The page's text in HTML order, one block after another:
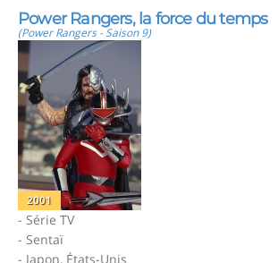
Power Rangers, la force du temps
(Power Rangers - Saison 9)
2001
- Série TV
- Sentaï
- Japon, États-Unis